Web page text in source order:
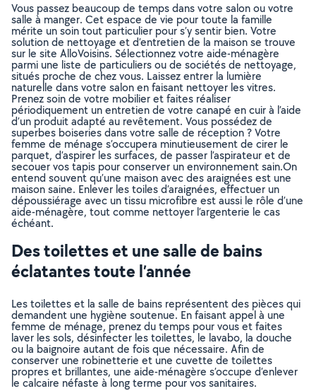
Vous passez beaucoup de temps dans votre salon ou votre
salle à manger. Cet espace de vie pour toute la famille
mérite un soin tout particulier pour s’y sentir bien. Votre
solution de nettoyage et d’entretien de la maison se trouve
sur le site AlloVoisins. Sélectionnez votre aide-ménagère
parmi une liste de particuliers ou de sociétés de nettoyage,
situés proche de chez vous. Laissez entrer la lumière
naturelle dans votre salon en faisant nettoyer les vitres.
Prenez soin de votre mobilier et faites réaliser
périodiquement un entretien de votre canapé en cuir à l’aide
d’un produit adapté au revêtement. Vous possédez de
superbes boiseries dans votre salle de réception ? Votre
femme de ménage s’occupera minutieusement de cirer le
parquet, d’aspirer les surfaces, de passer l’aspirateur et de
secouer vos tapis pour conserver un environnement sain.On
entend souvent qu’une maison avec des araignées est une
maison saine. Enlever les toiles d’araignées, effectuer un
dépoussiérage avec un tissu microfibre est aussi le rôle d’une
aide-ménagère, tout comme nettoyer l’argenterie le cas
échéant.
Des toilettes et une salle de bains
éclatantes toute l’année
Les toilettes et la salle de bains représentent des pièces qui
demandent une hygiène soutenue. En faisant appel à une
femme de ménage, prenez du temps pour vous et faites
laver les sols, désinfecter les toilettes, le lavabo, la douche
ou la baignoire autant de fois que nécessaire. Afin de
conserver une robinetterie et une cuvette de toilettes
propres et brillantes, une aide-ménagère s’occupe d’enlever
le calcaire néfaste à long terme pour vos sanitaires.